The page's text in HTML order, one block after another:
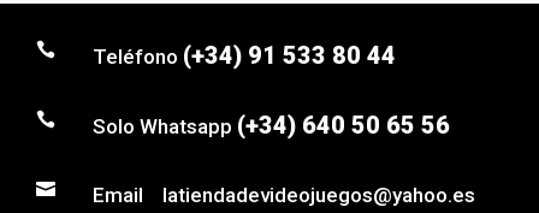
 Teléfono (+34) 91 533 80 44
 Solo Whatsapp (+34) 640 50 65 56
 Email latiendadevideojuegos@yahoo.es